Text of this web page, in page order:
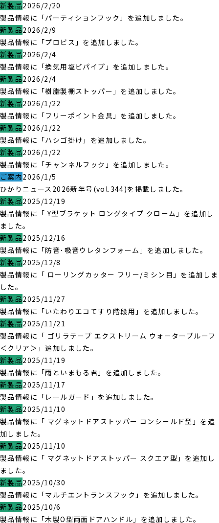
新製品2026/2/20
製品情報に「パーティションフック」を追加しました。
新製品2026/2/9
製品情報に「プロビス」を追加しました。
新製品2026/2/4
製品情報に「換気用塩ビパイプ」を追加しました。
新製品2026/2/4
製品情報に「樹脂製棚ストッパー」を追加しました。
新製品2026/1/22
製品情報に「フリーポイント金具」を追加しました。
新製品2026/1/22
製品情報に「ハシゴ掛け」を追加しました。
新製品2026/1/22
製品情報に「チャンネルフック」を追加しました。
ご案内2026/1/5
ひかりニュース2026新年号(vol.344)を掲載しました。
新製品2025/12/19
製品情報に「 Y型ブラケット ロングタイプ クローム」を追加し
ました。
新製品2025/12/16
製品情報に「防音･吸音ウレタンフォーム」を追加しました。
新製品2025/12/8
製品情報に「 ローリングカッター フリー/ミシン目」を追加しま
した。
新製品2025/11/27
製品情報に「いたわりエコてすり階段用」を追加しました。
新製品2025/11/21
製品情報に「 ゴリラテープ エクストリーム ウォータープルーフ
＜クリア＞」追加しました。
新製品2025/11/19
製品情報に「雨といまもる君」を追加しました。
新製品2025/11/17
製品情報に「レールガード」を追加しました。
新製品2025/11/10
製品情報に「 マグネットドアストッパー コンシールド型」を追
加しました。
新製品2025/11/10
製品情報に「 マグネットドアストッパー スクエア型」を追加し
ました。
新製品2025/10/30
製品情報に「マルチエントランスフック」を追加しました。
新製品2025/10/6
製品情報に「木製O型両面ドアハンドル」を追加しました。